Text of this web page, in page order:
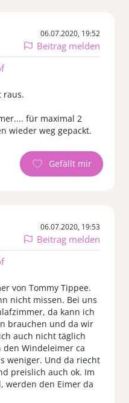
06.07.2020, 19:52
Beitrag melden
raus.
für maximal 2
wieder weg gepackt.
06.07.2020, 19:53
Beitrag melden
von Tommy Tippee.
nicht missen. Bei uns
da kann ich
brauchen und da wir
auch nicht täglich
den Windeleimer ca
weniger. Und da riecht
preislich auch ok. Im
werden den Eimer da